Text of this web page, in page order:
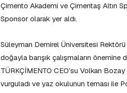
Çimento Akademi ve Çimentaş Altın
Sponsor olarak yer aldı.
Süleyman Demirel Üniversitesi
doğayla barışık çalışmaların
TÜRKÇİMENTO CEO’su Volkan
vurguladı ve yaz okulunun teması ile